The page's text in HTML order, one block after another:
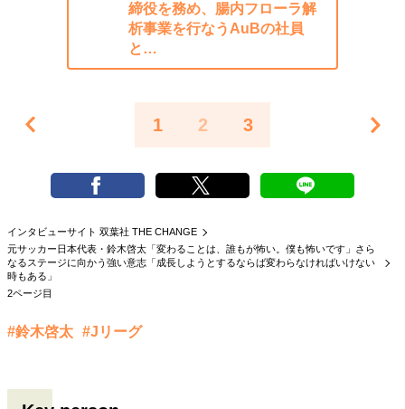
締役を務め、腸内フローラ解
析事業を行なうAuBの社員
と…
1 2 3
インタビューサイト 双葉社 THE CHANGE
元サッカー日本代表・鈴木啓太「変わることは、誰もが怖い。僕も怖いです」さら
なるステージに向かう強い意志「成長しようとするならば変わらなければいけない
時もある」
2ページ目
#鈴木啓太 #Jリーグ